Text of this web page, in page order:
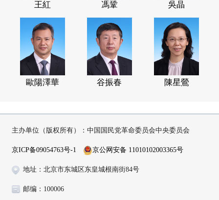
王紅 馮鞏 吳晶
歐陽澤華 谷振春 陳星鶯
主办单位（版权所有）：中国国民党革命委员会中央委员会
京ICP备09054763号-1 京公网安备 11010102003365号
地址：北京市东城区东皇城根南街84号
邮编：100006